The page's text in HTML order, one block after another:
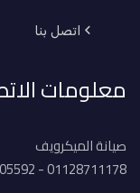
اتصل بنا
معلومات
صيانة الميكرويف
01128711178 - 01111505592